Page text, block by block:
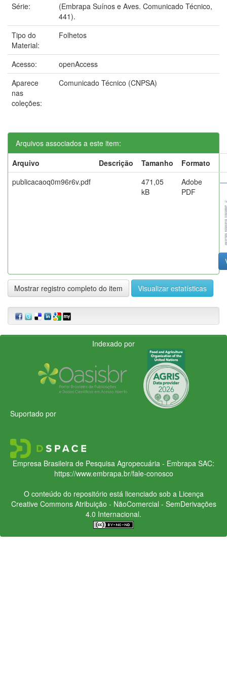
Série:
(Embrapa Suínos e Aves. Comunicado Técnico,
441).
Tipo do
Material:
Folhetos
Acesso:
openAccess
Aparece
nas
coleções:
Comunicado Técnico (CNPSA)
Arquivos associados a este item:
Arquivo
Descrição Tamanho
Formato
publicacaoq0m96r6v.pdf
471,05
kB
Adobe
PDF
Mostrar registro completo do item Visualizar estatísticas
Indexado por
Suportado por
Empresa Brasileira de Pesquisa Agropecuária - Embrapa SAC:
https://www.embrapa.br/fale-conosco
O conteúdo do repositório está licenciado sob a Licença
Creative CommonsAtribuição - NãoComercial - SemDerivações
4.0 Internacional.